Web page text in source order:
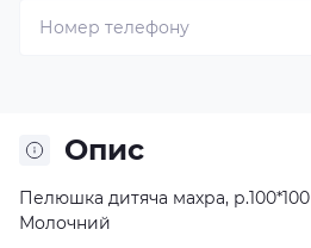
Опис
Пелюшка дитяча махра, р.100*100
Молочний